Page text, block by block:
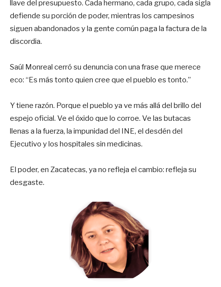
llave del presupuesto. Cada hermano, cada grupo, cada sigla
defiende su porción de poder, mientras los campesinos
siguen abandonados y la gente común paga la factura de la
discordia.
Saúl Monreal cerró su denuncia con una frase que merece
eco: “Es más tonto quien cree que el pueblo es tonto.”
Y tiene razón. Porque el pueblo ya ve más allá del brillo del
espejo oficial. Ve el óxido que lo corroe. Ve las butacas
llenas a la fuerza, la impunidad del INE, el desdén del
Ejecutivo y los hospitales sin medicinas.
El poder, en Zacatecas, ya no refleja el cambio: refleja su
desgaste.